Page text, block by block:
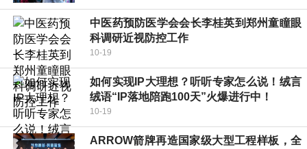
中医药预防医学会会长李桂英到郑州童瞳眼
科调研近视防控工作
10-19
如何实现IP大理想？听听专家怎么说！绒言
绒语“IP落地陪跑100天”火爆进行中！
10-19
ARROW箭牌再造国家级大型工程样板，全